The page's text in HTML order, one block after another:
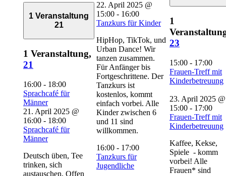
1 Veranstaltung
21
1 Veranstaltung,
21
16:00 - 18:00
Sprachcafé für
Männer
21. April 2025 @
16:00 - 18:00
Sprachcafé für
Männer
Deutsch üben, Tee
trinken, sich
austauschen. Offen
22. April 2025 @
15:00 - 16:00
Tanzkurs für Kinder
HipHop, TikTok, und
Urban Dance! Wir
tanzen zusammen.
Für Anfänger bis
Fortgeschrittene. Der
Tanzkurs ist
kostenlos, kommt
einfach vorbei. Alle
Kinder zwischen 6
und 11 sind
willkommen.
16:00 - 17:00
Tanzkurs für
Jugendliche
1
23
15:00 - 17:00
Frauen-Treff mit
Kinderbetreuung
23. April 2025 @
15:00 - 17:00
Frauen-Treff mit
Kinderbetreuung
Kaffee, Kekse,
Spiele - komm
vorbei! Alle
Frauen* sind